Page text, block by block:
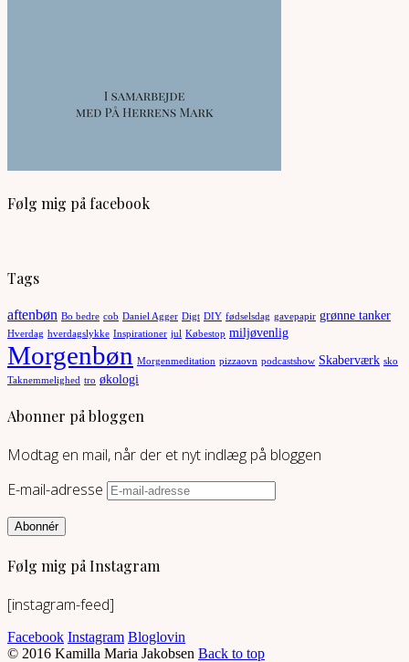
Følg mig på facebook
Tags
aftenbøn Bo bedre cob Daniel Agger Digt DIY fødselsdag gavepapir grønne tanker
Hverdag hverdagslykke Inspirationer jul Købestop miljøvenlig
Morgenbøn Morgenmeditation pizzaovn podcastshow Skaberværk sko
Taknemmelighed tro økologi
Abonner på bloggen
Modtag en mail, når der et nyt indlæg på bloggen
E-mail-adresse
Abonnér
Følg mig på Instagram
[instagram-feed]
Facebook Instagram Bloglovin
© 2016 Kamilla Maria Jakobsen Back to top